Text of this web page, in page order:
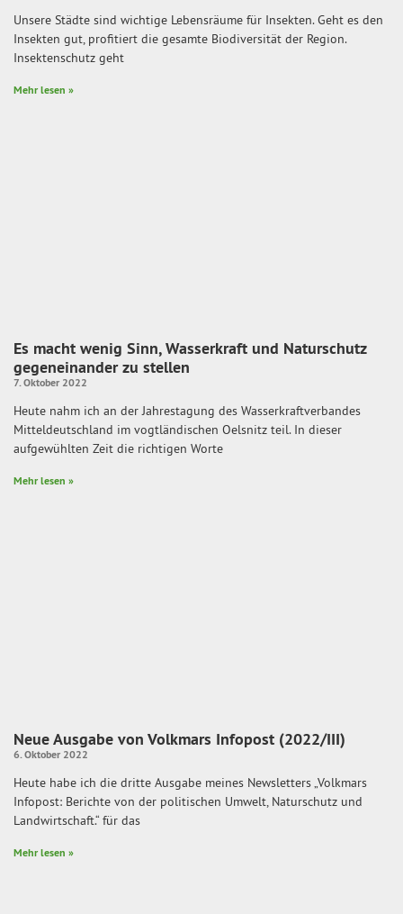
Unsere Städte sind wichtige Lebensräume für Insekten. Geht es den
Insekten gut, profitiert die gesamte Biodiversität der Region.
Insektenschutz geht
Mehr lesen »
Es macht wenig Sinn, Wasserkraft und Naturschutz
gegeneinander zu stellen
7. Oktober 2022
Heute nahm ich an der Jahrestagung des Wasserkraftverbandes
Mitteldeutschland im vogtländischen Oelsnitz teil. In dieser
aufgewühlten Zeit die richtigen Worte
Mehr lesen »
Neue Ausgabe von Volkmars Infopost (2022/III)
6. Oktober 2022
Heute habe ich die dritte Ausgabe meines Newsletters „Volkmars
Infopost: Berichte von der politischen Umwelt, Naturschutz und
Landwirtschaft.“ für das
Mehr lesen »